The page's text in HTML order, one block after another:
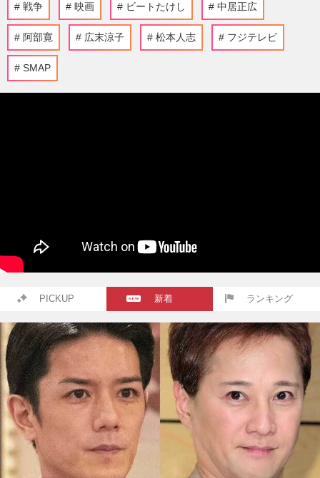
戦争 映画 ビートたけし 中居正広
阿部寛 広末涼子 松本人志 フジテレビ
SMAP
PICKUP 新着 ランキング